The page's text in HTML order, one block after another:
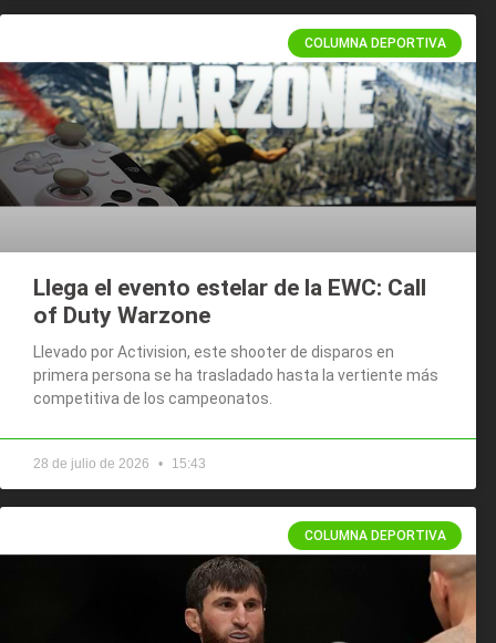
COLUMNA DEPORTIVA
Llega el evento estelar de la EWC: Call
of Duty Warzone
Llevado por Activision, este shooter de disparos en
primera persona se ha trasladado hasta la vertiente más
competitiva de los campeonatos.
28 de julio de 2026 15:43
COLUMNA DEPORTIVA